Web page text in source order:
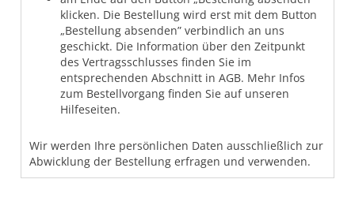
klicken. Die Bestellung wird erst mit dem Button
„Bestellung absenden” verbindlich an uns
geschickt. Die Information über den Zeitpunkt
des Vertragsschlusses finden Sie im
entsprechenden Abschnitt in AGB. Mehr Infos
zum Bestellvorgang finden Sie auf unseren
Hilfeseiten.
Wir werden Ihre persönlichen Daten ausschließlich zur
Abwicklung der Bestellung erfragen und verwenden.